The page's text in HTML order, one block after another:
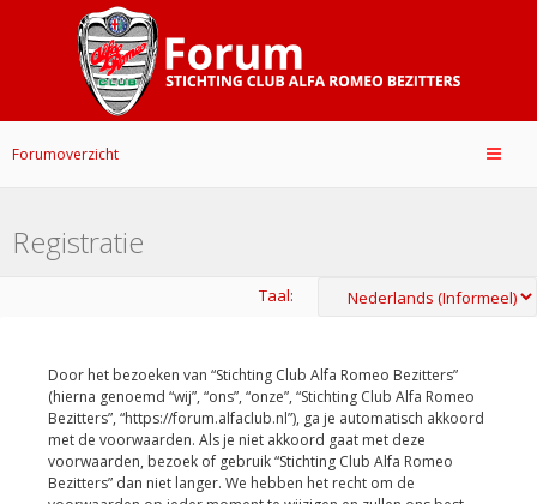
Forumoverzicht
Registratie
Taal:
Door het bezoeken van “Stichting Club Alfa Romeo Bezitters”
(hierna genoemd “wij”, “ons”, “onze”, “Stichting Club Alfa Romeo
Bezitters”, “https://forum.alfaclub.nl”), ga je automatisch akkoord
met de voorwaarden. Als je niet akkoord gaat met deze
voorwaarden, bezoek of gebruik “Stichting Club Alfa Romeo
Bezitters” dan niet langer. We hebben het recht om de